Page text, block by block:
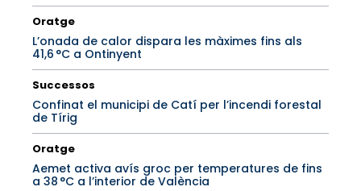
Oratge
L’onada de calor dispara les màximes fins als
41,6 °C a Ontinyent
Successos
Confinat el municipi de Catí per l’incendi forestal
de Tírig
Oratge
Aemet activa avís groc per temperatures de fins
a 38 °C a l’interior de València